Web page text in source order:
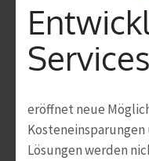
Services
eröffnet neue
Lösungen werden